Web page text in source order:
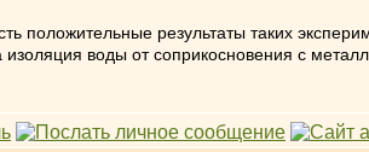
положительные результаты таких
воды от соприкосновения с